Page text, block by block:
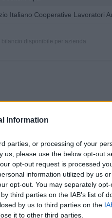
Information
parties, or processing of your
us, please use the below opt-out
opt-out request is processed
information utilized by us
opt-out. You may separately
third parties on the IAB’s list of
by us to third parties on the
it to other third parties.
Italiano Cooperative Lavoratori
disponibile per azienda.
Fatturato
2-5 milioni 81.10.00
non pervenuto 81.10.00
0-1 milioni 81.10.00
0-1 milioni 81.10.00